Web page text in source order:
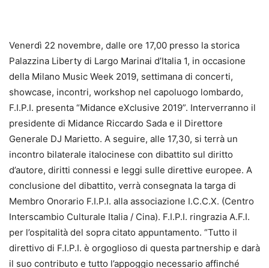
Venerdì 22 novembre, dalle ore 17,00 presso la storica
Palazzina Liberty di Largo Marinai d’Italia 1, in occasione
della Milano Music Week 2019, settimana di concerti,
showcase, incontri, workshop nel capoluogo lombardo,
F.I.P.I. presenta “Midance eXclusive 2019”. Interverranno il
presidente di Midance Riccardo Sada e il Direttore
Generale DJ Marietto. A seguire, alle 17,30, si terrà un
incontro bilaterale italocinese con dibattito sul diritto
d’autore, diritti connessi e leggi sulle direttive europee. A
conclusione del dibattito, verrà consegnata la targa di
Membro Onorario F.I.P.I. alla associazione I.C.C.X. (Centro
Interscambio Culturale Italia / Cina). F.I.P.I. ringrazia A.F.I.
per l’ospitalità del sopra citato appuntamento. “Tutto il
direttivo di F.I.P.I. è orgoglioso di questa partnership e darà
il suo contributo e tutto l’appoggio necessario affinché